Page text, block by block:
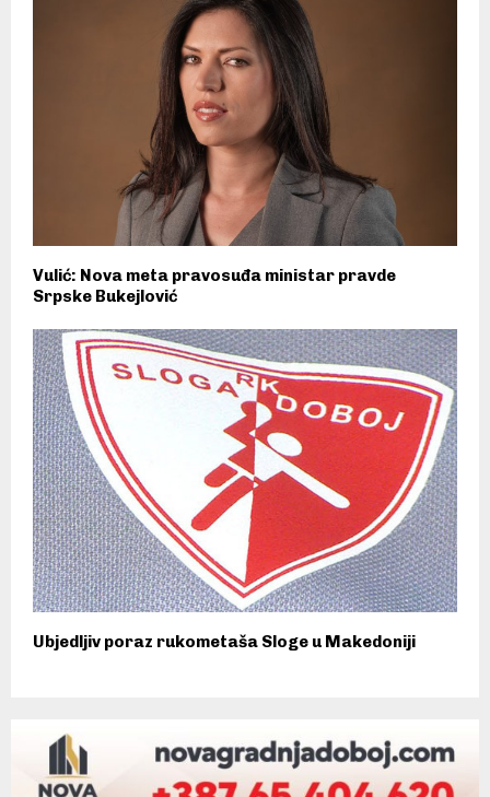
Vulić: Nova meta pravosuđa ministar pravde
Srpske Bukejlović
Ubjedljiv poraz rukometaša Sloge u Makedoniji